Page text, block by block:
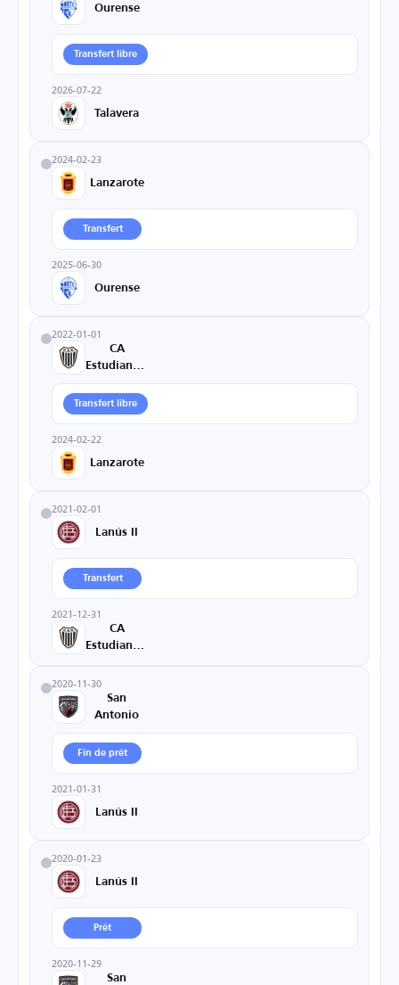
Ourense
Transfert libre
2026-07-22
Talavera
2024-02-23
Lanzarote
Transfert
2025-06-30
Ourense
2022-01-01
CA
Estudiantes
Transfert libre
2024-02-22
Lanzarote
2021-02-01
Lanús II
Transfert
2021-12-31
CA
Estudiantes
2020-11-30
San
Antonio
Fin de prêt
2021-01-31
Lanús II
2020-01-23
Lanús II
Prêt
2020-11-29
San